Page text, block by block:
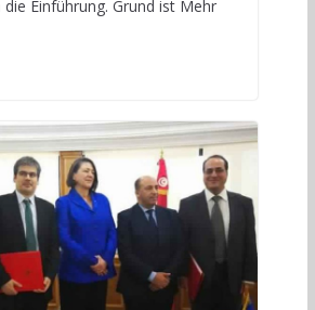
Einführung. Grund ist Mehr